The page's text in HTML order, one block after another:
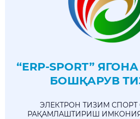
“ERP-SPORT”
БОШҚАРУВ
ЭЛЕКТРОН ТИЗИМ
РАҚАМЛАШТИРИШ